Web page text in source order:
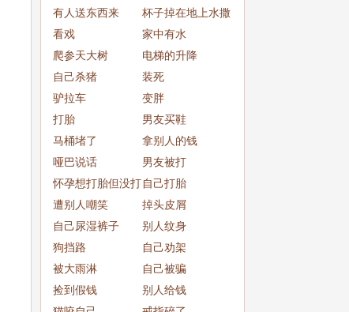
有人送东西来
杯子掉在地上水撒
了一
看戏
家中有水
爬参天大树
电梯的升降
自己杀猪
装死
驴拉车
变胖
打胎
男友买鞋
马桶堵了
拿别人的钱
哑巴说话
男友被打
怀孕想打胎但没打
成
自己打胎
遭别人嘲笑
掉头皮屑
自己尿湿裤子
别人纹身
狗挡路
自己劝架
被大雨淋
自己被骗
捡到假钱
别人给钱